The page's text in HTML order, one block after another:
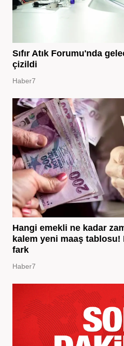
Sıfır Atık Forumu'nda
çizildi
Haber7
Hangi emekli ne kadar
kalem yeni maaş tablosu!
fark
Haber7